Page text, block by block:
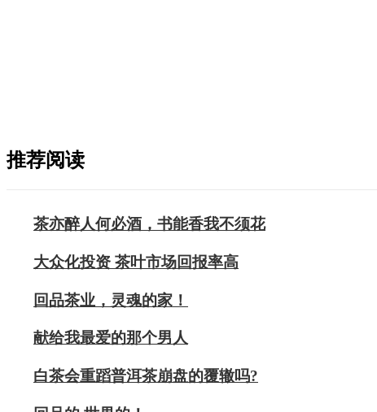
推荐阅读
茶亦醉人何必酒，书能香我不须花
大众化投资 茶叶市场回报率高
回品茶业，灵魂的家！
献给我最爱的那个男人
白茶会重蹈普洱茶崩盘的覆辙吗?